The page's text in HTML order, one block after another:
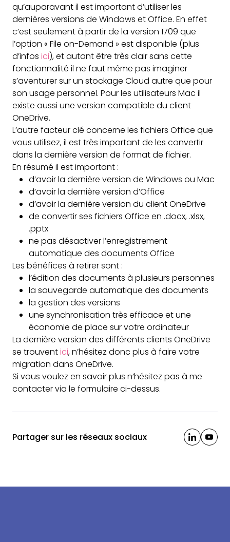
qu’auparavant il est important d’utiliser les
dernières versions de Windows et Office. En effet
c’est seulement à partir de la version 1709 que
l’option « File on-Demand » est disponible (plus
d’infos ici), et autant être très clair sans cette
fonctionnalité il ne faut même pas imaginer
s’aventurer sur un stockage Cloud autre que pour
son usage personnel. Pour les utilisateurs Mac il
existe aussi une version compatible du client
OneDrive.
L’autre facteur clé concerne les fichiers Office que
vous utilisez, il est très important de les convertir
dans la dernière version de format de fichier.
En résumé il est important :
d’avoir la dernière version de Windows ou Mac
d’avoir la dernière version d’Office
d’avoir la dernière version du client OneDrive
de convertir ses fichiers Office en .docx, .xlsx,
.pptx
ne pas désactiver l’enregistrement
automatique des documents Office
Les bénéfices à retirer sont :
l’édition des documents à plusieurs personnes
la sauvegarde automatique des documents
la gestion des versions
une synchronisation très efficace et une
économie de place sur votre ordinateur
La dernière version des différents clients OneDrive
se trouventici, n’hésitez donc plus à faire votre
migration dans OneDrive.
Si vous voulez en savoir plus n’hésitez pas à me
contacter via le formulaire ci-dessus.
Partager sur les réseaux sociaux